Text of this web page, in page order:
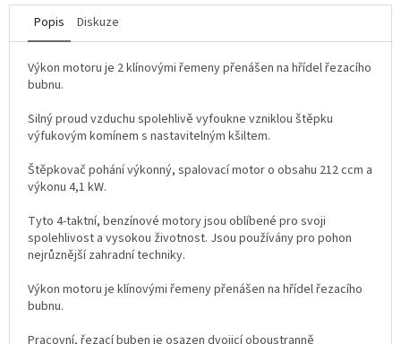
Popis Diskuze
Výkon motoru je 2 klínovými řemeny přenášen na hřídel řezacího
bubnu.
Silný proud vzduchu spolehlivě vyfoukne vzniklou štěpku
výfukovým komínem s nastavitelným kšiltem.
Štěpkovač pohání výkonný, spalovací motor o obsahu 212 ccm a
výkonu 4,1 kW.
Tyto 4-taktní, benzínové motory jsou oblíbené pro svoji
spolehlivost a vysokou životnost. Jsou používány pro pohon
nejrůznější zahradní techniky.
Výkon motoru je klínovými řemeny přenášen na hřídel řezacího
bubnu.
Pracovní, řezací buben je osazen dvojicí oboustranně